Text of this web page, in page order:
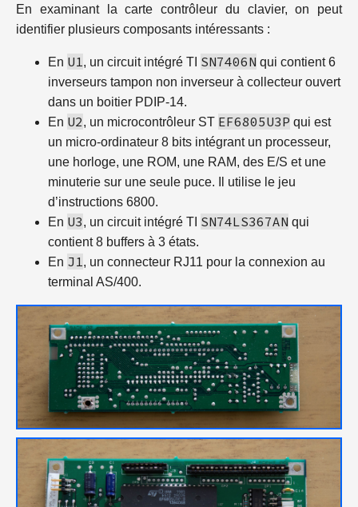
En examinant la carte contrôleur du clavier, on peut
identifier plusieurs composants intéressants :
En U1, un circuit intégré TI SN7406N qui contient 6
inverseurs tampon non inverseur à collecteur ouvert
dans un boitier PDIP-14.
En U2, un microcontrôleur ST EF6805U3P qui est
un micro-ordinateur 8 bits intégrant un processeur,
une horloge, une ROM, une RAM, des E/S et une
minuterie sur une seule puce. Il utilise le jeu
d’instructions 6800.
En U3, un circuit intégré TI SN74LS367AN qui
contient 8 buffers à 3 états.
En J1, un connecteur RJ11 pour la connexion au
terminal AS/400.